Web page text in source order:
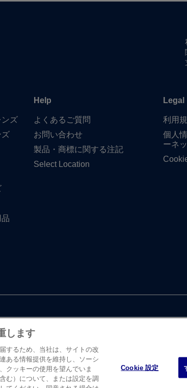
ンズ
ズ
Help
よく​ある​ご質問
お問い​合わせ
製品・商標に​関する​注記
Select Location
Legal
利用
個人
ーネ
ンソン株式会社 ビジョンケア カンパニーに​よって、​
します
するため、当社は、サイトの改
ある情報提供を維持し、ソーシ
クッキーの使用を望んでいま
む）について、または設定を調
Cookie 設定